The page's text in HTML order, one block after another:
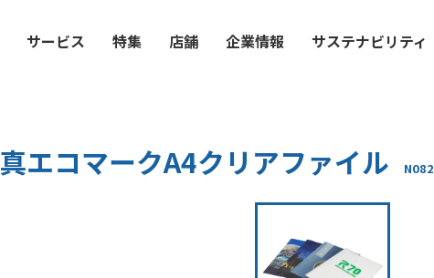
サービス 特集 店舗 企業情報 サステナビリティ
真エコマークA4クリアファイル N082